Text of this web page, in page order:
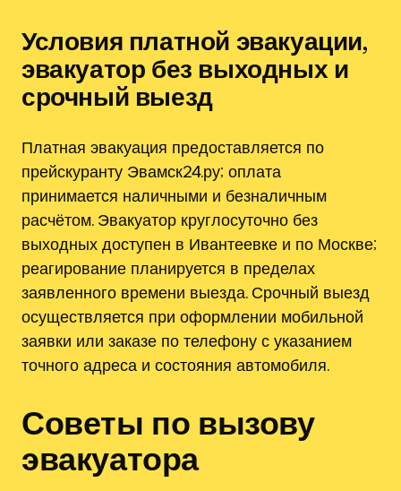
Условия платной эвакуации,
эвакуатор без выходных и
срочный выезд
Платная эвакуация предоставляется по
прейскуранту Эвамск24.ру; оплата
принимается наличными и безналичным
расчётом. Эвакуатор круглосуточно без
выходных доступен в Ивантеевке и по Москве;
реагирование планируется в пределах
заявленного времени выезда. Срочный выезд
осуществляется при оформлении мобильной
заявки или заказе по телефону с указанием
точного адреса и состояния автомобиля.
Советы по вызову
эвакуатора